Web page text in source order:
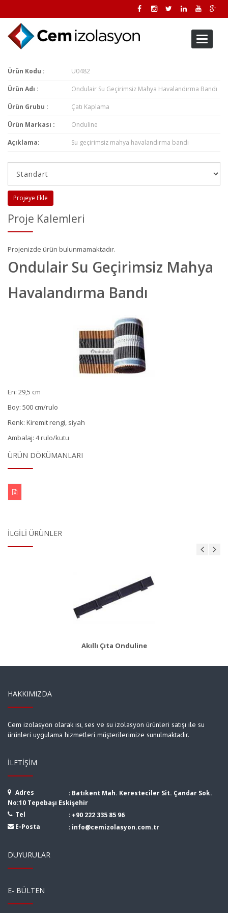
Toggle
Ürün Kodu : U0482
Ürün Adı : Ondulair Su Geçirimsiz Mahya Havalandırma Bandı
Ürün Grubu : Çatı Kaplama
Ürün Markası : Onduline
Açıklama: Su geçirimsiz mahya havalandırma bandı
Projeye Ekle
Proje Kalemleri
Projenizde ürün bulunmamaktadır.
Ondulair Su Geçirimsiz Mahya
Havalandırma Bandı
En: 29,5 cm
Boy: 500 cm/rulo
Renk: Kiremit rengi, siyah
Ambalaj: 4 rulo/kutu
ÜRÜN DÖKÜMANLARI
İLGILI ÜRÜNLER
Akıllı Çıta Onduline
AKS 8
Ürün Detayı
HAKKIMIZDA
Cem izolasyon olarak ısı, ses ve su izolasyon ürünleri satışı ile su
ürünleri uygulama hizmetleri müşterilerimize sunulmaktadır.
İLETIŞIM
Adres : Batıkent Mah. Keresteciler Sit. Çandar Sok.
No:10 Tepebaşı Eskişehir
Tel
: +90 222 335 85 96
E-Posta
: info@cemizolasyon.com.tr
DUYURULAR
E- BÜLTEN